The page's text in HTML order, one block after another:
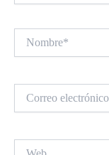
electrónico*